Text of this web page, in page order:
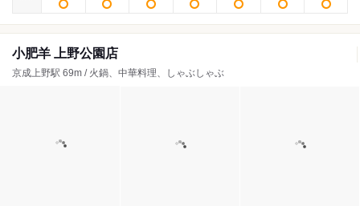
小肥羊 上野公園店
京成上野駅 69m / 火鍋、中華料理、しゃぶしゃぶ